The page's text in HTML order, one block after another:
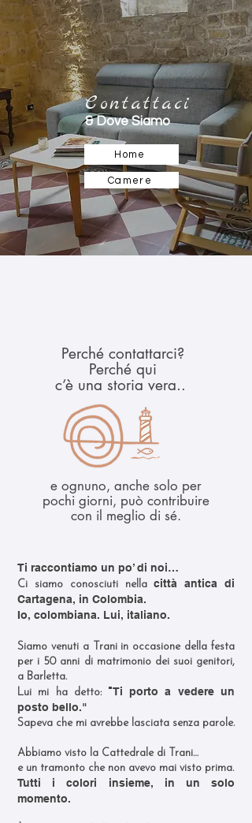
Contattaci
& Dove Siamo
Home
Camere
Perché contattarci?
Perché qui
c’è una storia vera..
e ognuno, anche solo per
pochi giorni, può contribuire
con il meglio di sé.
Ti raccontiamo un po’ di noi…
Ci siamo conosciuti nellacittà antica di
Cartagena, in Colombia.
Io, colombiana. Lui, italiano.
Siamo venuti a Trani in occasione della festa
per i 50 anni di matrimonio dei suoi genitori,
a Barletta.
Lui mi ha detto: "Ti porto a vedere un
posto bello."
Sapeva che mi avrebbe lasciata senza parole.
Abbiamo visto la Cattedrale di Trani…
e un tramonto che non avevo mai visto prima.
Tutti i colori insieme, in un solo
momento.